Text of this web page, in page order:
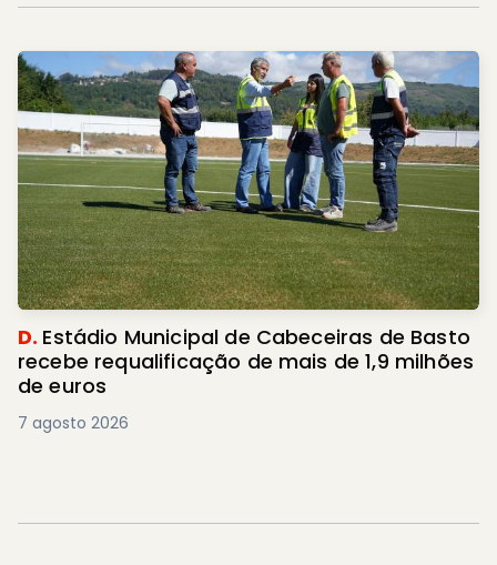
D. Estádio Municipal de Cabeceiras de Basto
recebe requalificação de mais de 1,9 milhões
de euros
7 agosto 2026